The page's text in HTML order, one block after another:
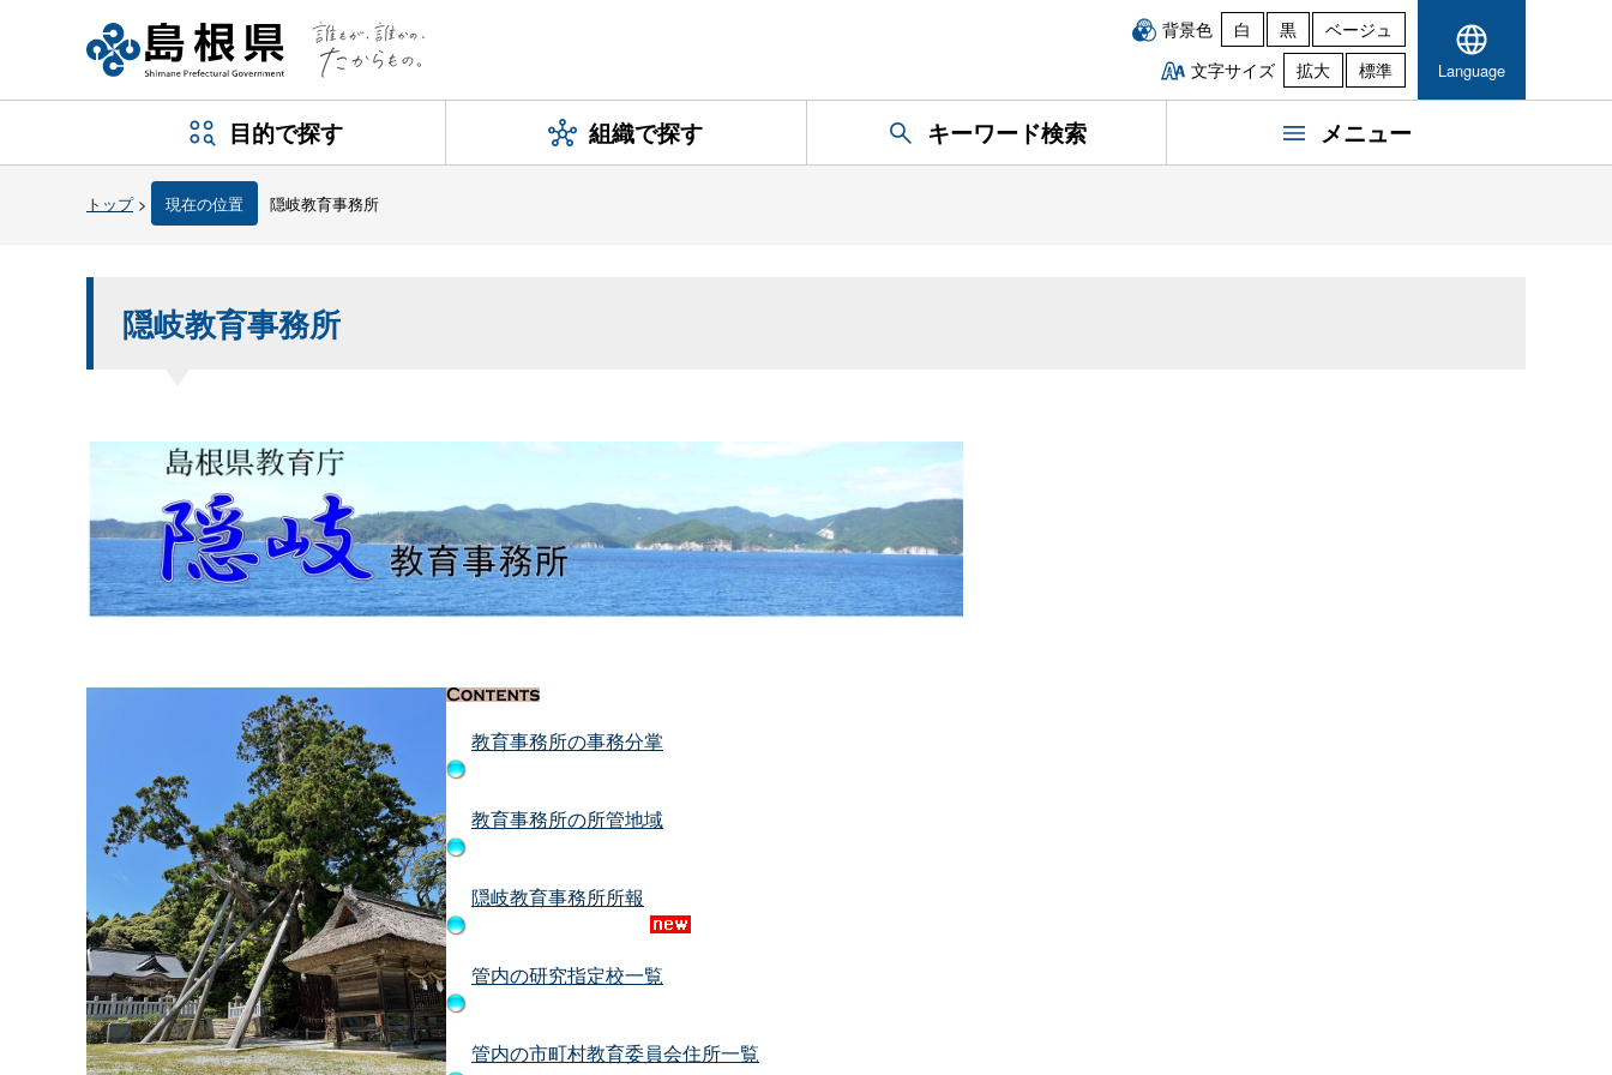
背景色 白 黒
ベージュ
文字サイズ
拡大 標準 Language
目的で探す 組織で探す キーワード検索 メニュー
トップ> 現在の位置 隠岐教育事務所
隠岐教育事務所
教育事務所の事務分掌
教育事務所の所管地域
隠岐教育事務所所報
管内の研究指定校一覧
管内の市町村教育委員会住所一覧